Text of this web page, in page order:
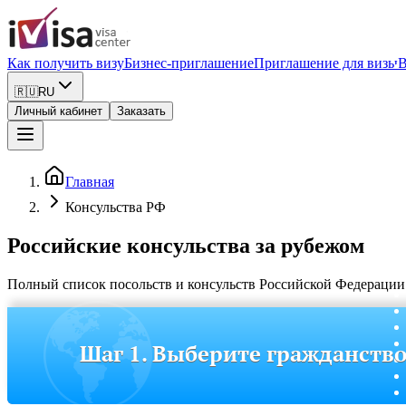
Как получить визуБизнес-приглашениеПриглашение для визы
🇷🇺RU
Личный кабинет
Заказать
Главная
Консульства РФ
Российские консульства за рубежом
Полный список посольств и консульств Российской
Шаг 1. Выберите гражданство